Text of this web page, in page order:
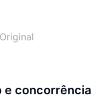
e concorrência